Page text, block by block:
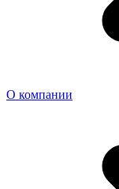
О компании